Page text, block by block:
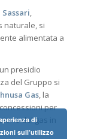
Sassari,
naturale, si
alimentata a
presidio
del Gruppo si
Gas, la
per
del gas in
di
sull’utilizzo